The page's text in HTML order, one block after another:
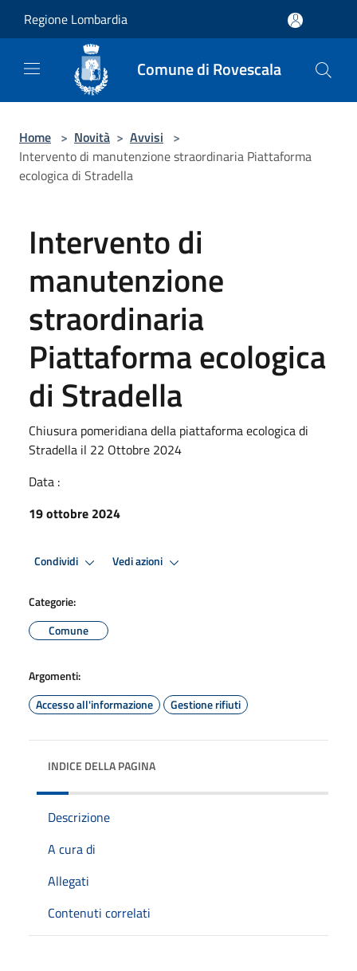
Regione Lombardia
Comune di Rovescala
Home > Novità > Avvisi >
Intervento di manutenzione straordinaria Piattaforma
ecologica di Stradella
Intervento di
manutenzione
straordinaria
Piattaforma ecologica
di Stradella
Chiusura pomeridiana della piattaforma ecologica di
Stradella il 22 Ottobre 2024
Data :
19 ottobre 2024
Condividi Vedi azioni
Categorie:
Comune
Argomenti:
Accesso all'informazione
Gestione rifiuti
INDICE DELLA PAGINA
Descrizione
A cura di
Allegati
Contenuti correlati